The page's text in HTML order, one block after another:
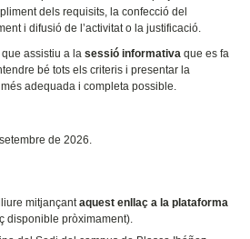
dels requisits, la confecció del
i difusió de l’activitat o la justificació.
que assistiu a lasessió informativa que es fa
bé tots els criteris i presentar la
adequada i completa possible.
de 2026.
mitjançantaquest enllaç a la plataforma
disponible pròximament).